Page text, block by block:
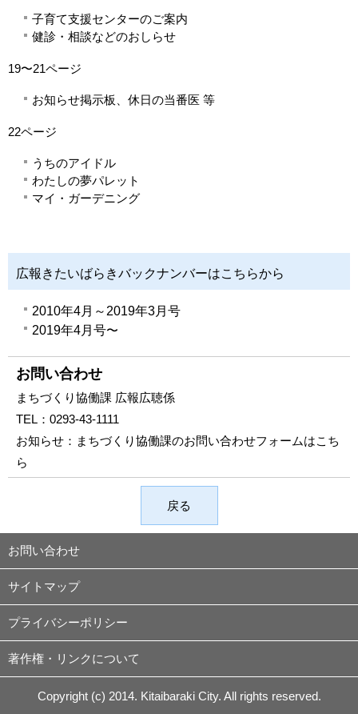
子育て支援センターのご案内
健診・相談などのおしらせ
19〜21ページ
お知らせ掲示板、休日の当番医 等
22ページ
うちのアイドル
わたしの夢パレット
マイ・ガーデニング
広報きたいばらきバックナンバーはこちらから
2010年4月～2019年3月号
2019年4月号〜
お問い合わせ
まちづくり協働課 広報広聴係
TEL： 0293-43-1111
お知らせ： まちづくり協働課のお問い合わせフォームはこち
ら
戻る
お問い合わせ
サイトマップ
プライバシーポリシー
著作権・リンクについて
Copyright (c) 2014. Kitaibaraki City. All rights reserved.